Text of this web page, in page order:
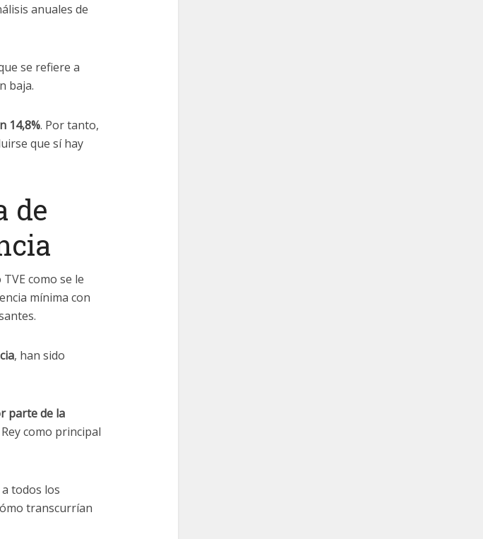
anuales de
se refiere a
baja.
14,8%. Por tanto,
que sí hay
de
como se le
mínima con
, han sido
parte de la
como principal
todos los
transcurrían